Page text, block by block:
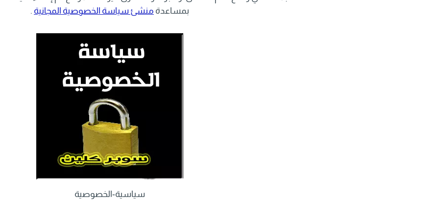
بمساعدة منشئ سياسة الخصوصية المجانية .
سياسية-الخصوصية